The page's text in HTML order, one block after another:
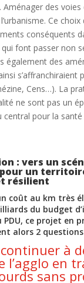
Aménager des voies
Ce
conséquents
font passer non
également des
s’affranchiraient
Cens…). La
ne sont pas un
central pour la
: vers un
un
résilient
coût au km très
du budget
ce projet en
alors 2
à
l’agglo en
sans